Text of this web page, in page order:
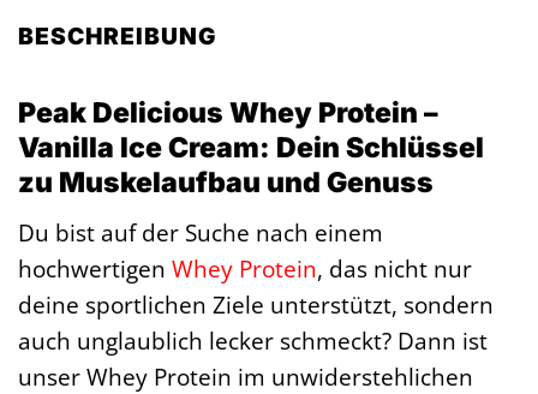
BESCHREIBUNG
Peak Delicious Whey Protein –
Vanilla Ice Cream: Dein Schlüssel
zu Muskelaufbau und Genuss
Du bist auf der Suche nach einem
hochwertigen Whey Protein, das nicht nur
deine sportlichen Ziele unterstützt, sondern
auch unglaublich lecker schmeckt? Dann ist
unser Whey Protein im unwiderstehlichen